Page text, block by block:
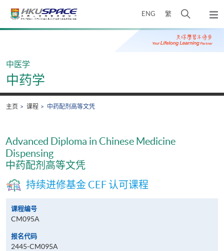
ENG 繁
开
搜
寻
弹
出
主
Main
中医学
中药学
主页 课程 中药配剂高等文凭
Advanced Diploma in Chinese Medicine
Dispensing
中药配剂高等文凭
持续进修基金 CEF 认可课程
课程编号
CM095A
报名代码
2445-CM095A